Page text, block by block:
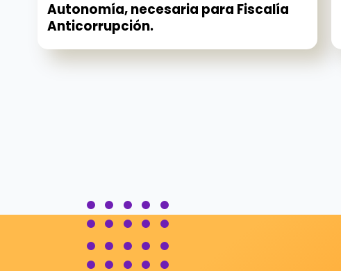
Autonomía, necesaria para Fiscalía
Anticorrupción.